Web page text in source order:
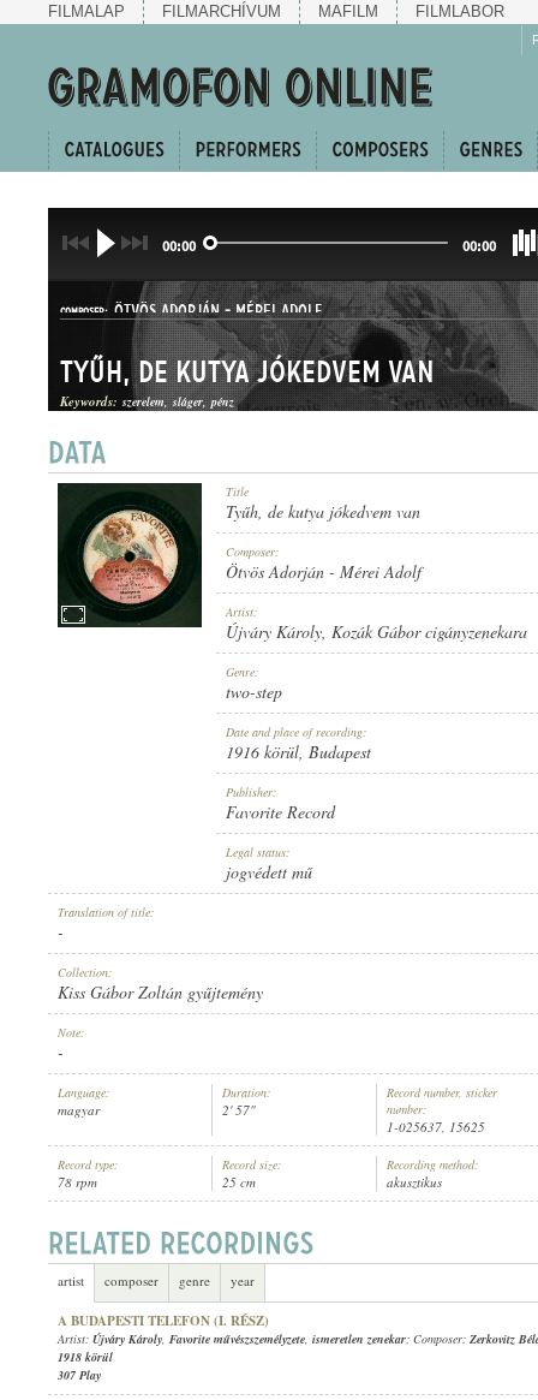
FILMALAP FILMARCHÍVUM MAFILM FILMLABOR
00:00 00:00
COMPOSER: ÖTVÖS ADORJÁN-MÉREI ADOLF
TWO-STEP
FAVORITE RECORD
RECORD NUMBER:
Tyűh, de kutya jókedvem van
Keywords: szerelem sláger pénz
Title
Tyűh, de kutya jókedvem van
Composer:
Ötvös Adorján - Mérei Adolf
Artist:
Újváry Károly, Kozák Gábor cigányzenekara
Genre:
two-step
Date and place of recording:
1916 körül, Budapest
Publisher:
Favorite Record
Legal status:
jogvédett mű
Translation of title:
-
Collection:
Kiss Gábor Zoltán gyűjtemény
Note:
-
Language:
magyar
Duration:
2' 57"
Record number, sticker
number:
1-025637, 15625
Record type:
78 rpm
Record size:
25 cm
Recording method:
akusztikus
artist composer genre year
A BUDAPESTI TELEFON (I. RÉSZ)
Artist: Újváry Károly, Favorite művészszemélyzete, ismeretlen zenekar; Composer: Zerkovitz
1918 körül
307 Play